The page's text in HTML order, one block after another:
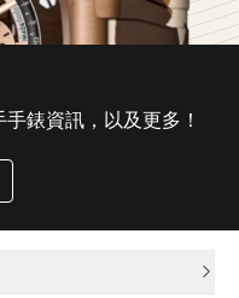
錶資訊，以及更多！